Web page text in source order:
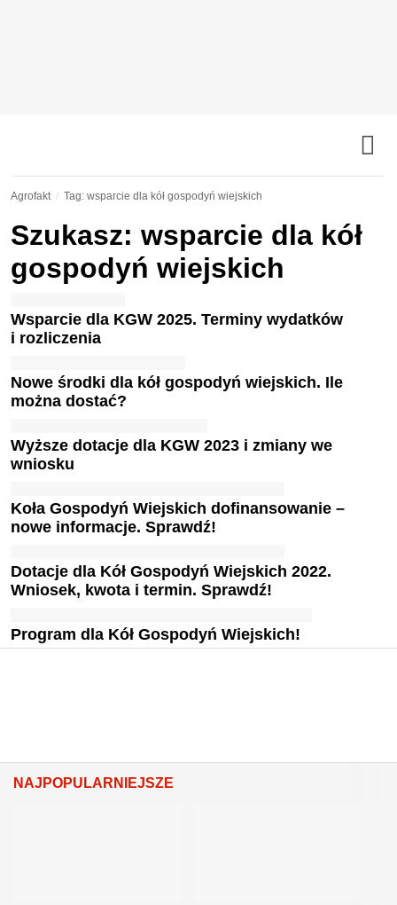
Agrofakt Tag: wsparcie dla kół gospodyń wiejskich
Szukasz: wsparcie dla kół
gospodyń wiejskich
Wsparcie dla KGW 2025. Terminy wydatków
i rozliczenia
Nowe środki dla kół gospodyń wiejskich. Ile
można dostać?
Wyższe dotacje dla KGW 2023 i zmiany we
wniosku
Koła Gospodyń Wiejskich dofinansowanie –
nowe informacje. Sprawdź!
Dotacje dla Kół Gospodyń Wiejskich 2022.
Wniosek, kwota i termin. Sprawdź!
Program dla Kół Gospodyń Wiejskich!
NAJPOPULARNIEJSZE